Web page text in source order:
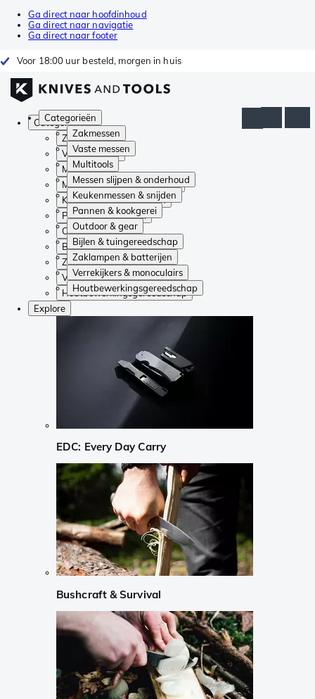
Ga direct naar hoofdinhoud
Ga direct naar navigatie
Ga direct naar footer
Voor 18:00 uur besteld, morgen in huis
Categorieën
Zakmessen
Vaste messen
Multitools
Messen slijpen & onderhoud
Keukenmessen & snijden
Pannen & kookgerei
Outdoor & gear
Bijlen & tuingereedschap
Zaklampen & batterijen
Verrekijkers & monoculairs
Houtbewerkingsgereedschap
Categorieën
Zakmessen
Vaste messen
Multitools
Messen slijpen & onderhoud
Keukenmessen & snijden
Pannen & kookgerei
Outdoor & gear
Bijlen & tuingereedschap
Zaklampen & batterijen
Verrekijkers & monoculairs
Houtbewerkingsgereedschap
Explore
EDC: Every Day Carry
Bushcraft & Survival